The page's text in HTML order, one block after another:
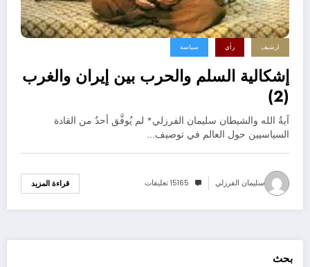
ارشيف رأي سياسة
إشكالية السلم والحرب بين إيران والغرب
(2)
آيةُ الله والشيطان سليمان الفرزلي* لم يُوفَّق أحدٌ من القادة
السياسيين حول العالم في توصيف…
سليمان الفرزلي 15165 تعليقات قراءة المزيد
بحث